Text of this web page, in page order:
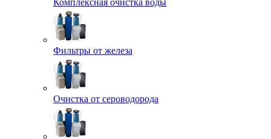
Комплексная очистка воды
Фильтры от железа
Очистка от сероводорода